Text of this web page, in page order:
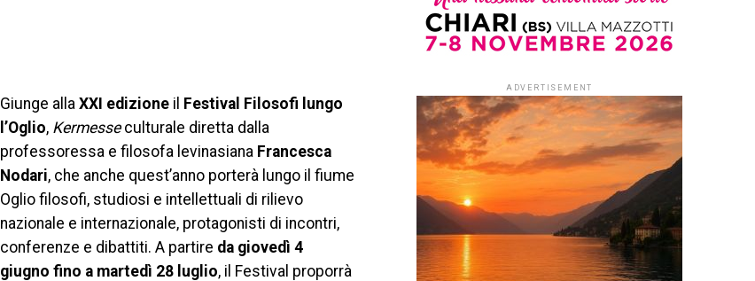
Giunge alla XXI edizione il Festival Filosofi lungo
l’Oglio, Kermesseculturale diretta dalla
professoressa e filosofa levinasiana Francesca
Nodari, che anche quest’anno porterà lungo il fiume
Oglio filosofi, studiosi e intellettuali di rilievo
nazionale e internazionale, protagonisti di incontri,
conferenze e dibattiti. A partire da giovedì 4
giugno fino a martedì 28 luglio, il Festival proporrà
ADVERTISEMENT